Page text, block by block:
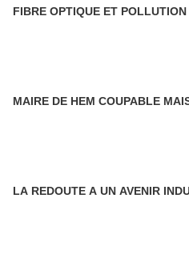
FIBRE OPTIQUE ET
MAIRE DE HEM COUPABLE
LA REDOUTE A UN AVENIR